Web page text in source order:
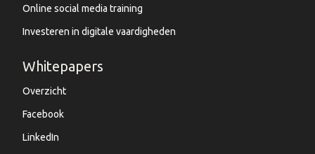
Online social media training
Investeren in digitale vaardigheden
Whitepapers
Overzicht
Facebook
LinkedIn